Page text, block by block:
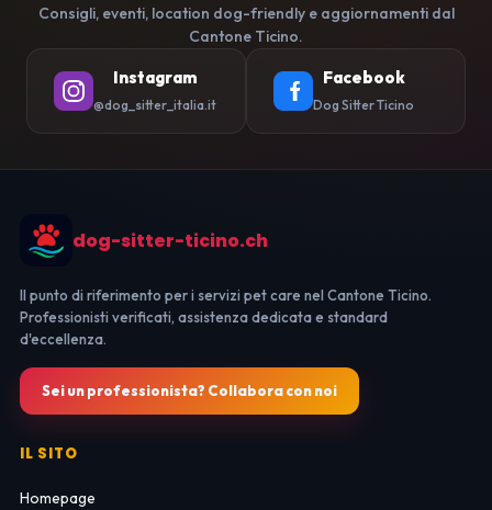
Consigli, eventi, location dog-friendly e aggiornamenti dal
Cantone Ticino.
Instagram
@dog_sitter_italia.it
Facebook
Dog Sitter Ticino
dog-sitter-ticino.ch
Il punto di riferimento per i servizi pet care nel Cantone Ticino.
Professionisti verificati, assistenza dedicata e standard
d'eccellenza.
Sei un professionista? Collabora con noi
IL SITO
Homepage